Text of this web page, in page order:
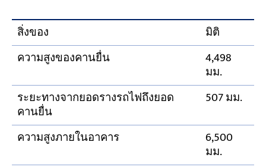
สิ่งของ
มิติ
ความสูงของคานยื่น
4,498
มม.
ระยะทางจากยอดรางรถไฟถึงยอด
คานยื่น
507 มม.
ความสูงภายในอาคาร 6,500
มม.